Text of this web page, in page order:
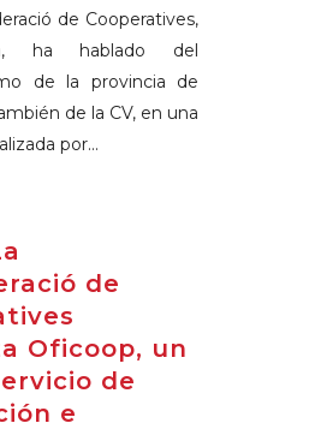
de Cooperatives,
ha hablado del
de la provincia de
de la CV, en una
por...
de
Oficoop, un
de
e